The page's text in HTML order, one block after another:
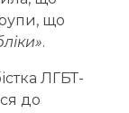
що
.
ЛГБТ-
до